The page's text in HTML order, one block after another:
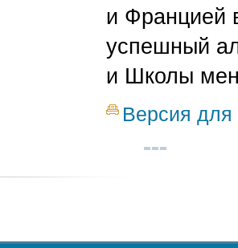
и Францией
успешный
и Школы
Версия для